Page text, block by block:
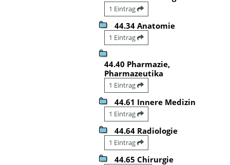
1 Eintrag
44.34 Anatomie
1 Eintrag
44.40 Pharmazie,
Pharmazeutika
1 Eintrag
44.61 Innere Medizin
1 Eintrag
44.64 Radiologie
1 Eintrag
44.65 Chirurgie